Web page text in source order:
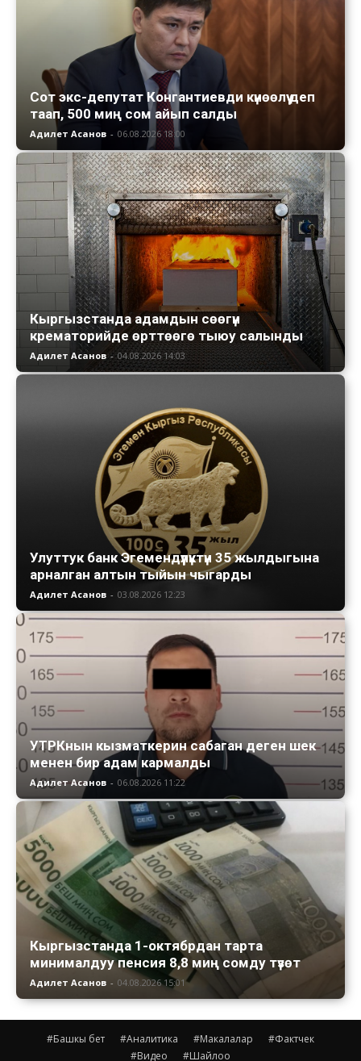
Сот экс-депутат Конгантиевди күнөөлүү деп
таап, 500 миң сом айып салды
Адилет Асанов - 06.08.2026 18:00
Кыргызстанда адамдын сөөгүн
крематорийде өрттөөгө тыюу салынды
Адилет Асанов - 04.08.2026 14:03
Улуттук банк Эгемендүүлүктүн 35 жылдыгына
арналган алтын тыйын чыгарды
Адилет Асанов - 03.08.2026 12:23
УТРКнын кызматкерин сабаган деген шек
менен бир адам кармалды
Адилет Асанов - 06.08.2026 11:22
Кыргызстанда 1-октябрдан тарта
минималдуу пенсия 8,8 миң сомду түзөт
Адилет Асанов - 04.08.2026 15:01
#Башкы бет #Аналитика #Макалалар
#Фактчек
#Видео
#Шайлоо